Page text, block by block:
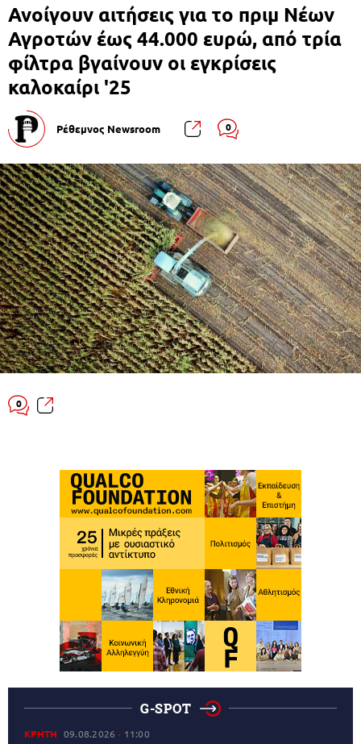
Ανοίγουν αιτήσεις για το πριμ Νέων
Αγροτών έως 44.000 ευρώ, από τρία
φίλτρα βγαίνουν οι εγκρίσεις
καλοκαίρι '25
Ρέθεμνος Newsroom 0
0
G-SPOT
ΚΡΗΤΗ 09.08.2026 11:00